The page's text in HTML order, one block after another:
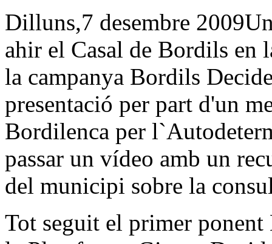
Dilluns,7 desembre
ahir el Casal de Bordils en
la campanya Bordils
presentació per part d'un
Bordilenca per
passar un vídeo amb un
del municipi sobre la
Tot seguit el primer